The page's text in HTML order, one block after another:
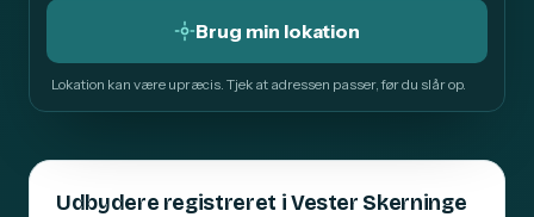
Brug min lokation
Lokation kan være upræcis. Tjek at adressen passer, før du slår op.
Udbydere registreret i Vester Skerninge